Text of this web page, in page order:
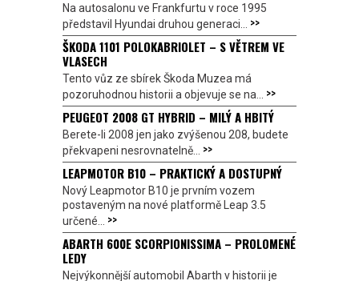
Na autosalonu ve Frankfurtu v roce 1995
představil Hyundai druhou generaci... >>
ŠKODA 1101 POLOKABRIOLET – S VĚTREM VE
VLASECH
Tento vůz ze sbírek Škoda Muzea má
pozoruhodnou historii a objevuje se na... >>
PEUGEOT 2008 GT HYBRID – MILÝ A HBITÝ
Berete-li 2008 jen jako zvýšenou 208, budete
překvapeni nesrovnatelně... >>
LEAPMOTOR B10 – PRAKTICKÝ A DOSTUPNÝ
Nový Leapmotor B10 je prvním vozem
postaveným na nové platformě Leap 3.5
určené... >>
ABARTH 600E SCORPIONISSIMA – PROLOMENÉ
LEDY
Nejvýkonnější automobil Abarth v historii je